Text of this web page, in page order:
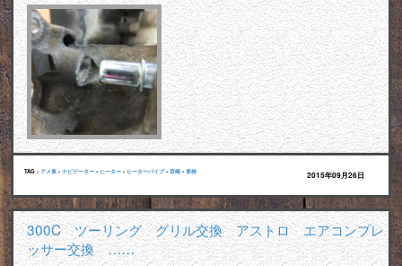
TAG : アメ車 • ナビゲーター • ヒーター • ヒーターパイプ• 宮崎 • 車検 2015年09月26日
300C ツーリング グリル交換 アストロ エアコンプレ
ッサー交換 ……